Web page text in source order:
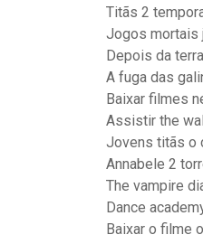
Titãs 2
Jogos mortais
Depois da
A fuga das
Baixar filmes
Assistir the
Jovens titãs o
Annabele 2
The vampire
Dance
Baixar o filme